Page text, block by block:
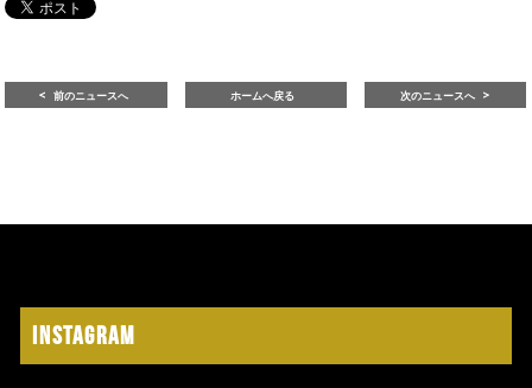
前のニュースへ ホームへ戻る 次のニュースへ
Instagram